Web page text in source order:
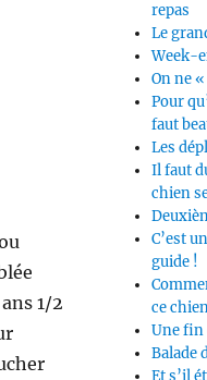
1/2
repas
Le
Week-
On ne
Pour
faut
Les
Il faut
chien
C’est
guide !
ce
Une fin
Balade